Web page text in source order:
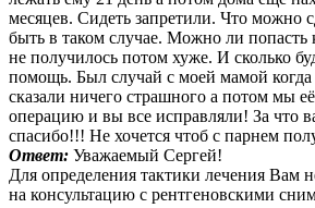
месяцев. Сидеть запретили. Что можно
быть в таком случае. Можно ли попасть
не получилось потом хуже. И сколько
помощь. Был случай с моей мамой
сказали ничего страшного а потом мы
операцию и вы все исправляли! За что
спасибо!!! Не хочется чтоб с парнем
Ответ: Уважаемый Сергей!
Для определения тактики лечения Вам
на консультацию с рентгеновскими